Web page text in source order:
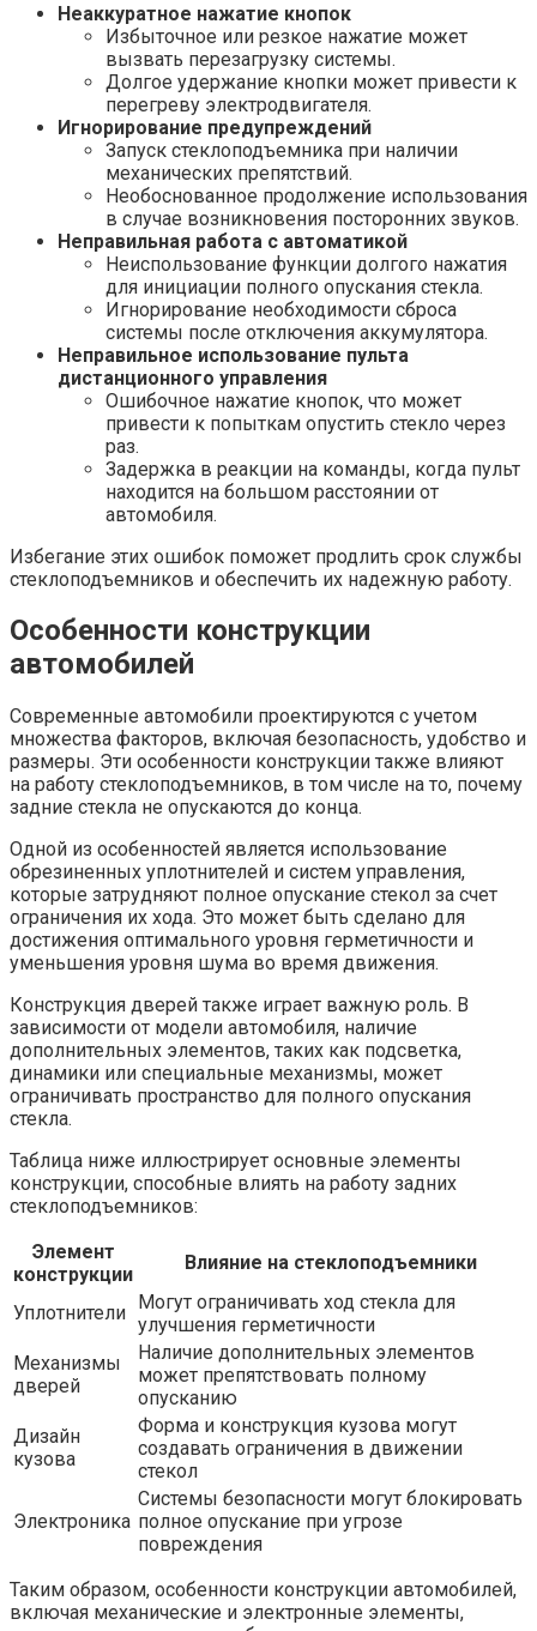
Неаккуратное нажатие кнопок
Избыточное или резкое нажатие может
вызвать перезагрузку системы.
Долгое удержание кнопки может привести к
перегреву электродвигателя.
Игнорирование предупреждений
Запуск стеклоподъемника при наличии
механических препятствий.
Необоснованное продолжение использования
в случае возникновения посторонних звуков.
Неправильная работа с автоматикой
Неиспользование функции долгого нажатия
для инициации полного опускания стекла.
Игнорирование необходимости сброса
системы после отключения аккумулятора.
Неправильное использование пульта
дистанционного управления
Ошибочное нажатие кнопок, что может
привести к попыткам опустить стекло через
раз.
Задержка в реакции на команды, когда пульт
находится на большом расстоянии от
автомобиля.
Избегание этих ошибок поможет продлить срок службы
стеклоподъемников и обеспечить их надежную работу.
Особенности конструкции
автомобилей
Современные автомобили проектируются с учетом
множества факторов, включая безопасность, удобство и
размеры. Эти особенности конструкции также влияют
на работу стеклоподъемников, в том числе на то, почему
задние стекла не опускаются до конца.
Одной из особенностей является использование
обрезиненных уплотнителей и систем управления,
которые затрудняют полное опускание стекол за счет
ограничения их хода. Это может быть сделано для
достижения оптимального уровня герметичности и
уменьшения уровня шума во время движения.
Конструкция дверей также играет важную роль. В
зависимости от модели автомобиля, наличие
дополнительных элементов, таких как подсветка,
динамики или специальные механизмы, может
ограничивать пространство для полного опускания
стекла.
Таблица ниже иллюстрирует основные элементы
конструкции, способные влиять на работу задних
стеклоподъемников:
Элемент
конструкции
Влияние на стеклоподъемники
Уплотнители
Могут ограничивать ход стекла для
улучшения герметичности
Механизмы
дверей
Наличие дополнительных элементов
может препятствовать полному
опусканию
Дизайн
кузова
Форма и конструкция кузова могут
создавать ограничения в движении
стекол
Электроника
Системы безопасности могут блокировать
полное опускание при угрозе
повреждения
Таким образом, особенности конструкции автомобилей,
включая механические и электронные элементы,